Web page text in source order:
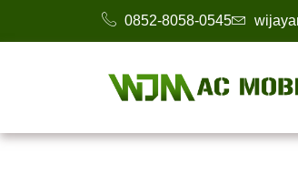
0852-8058-0545